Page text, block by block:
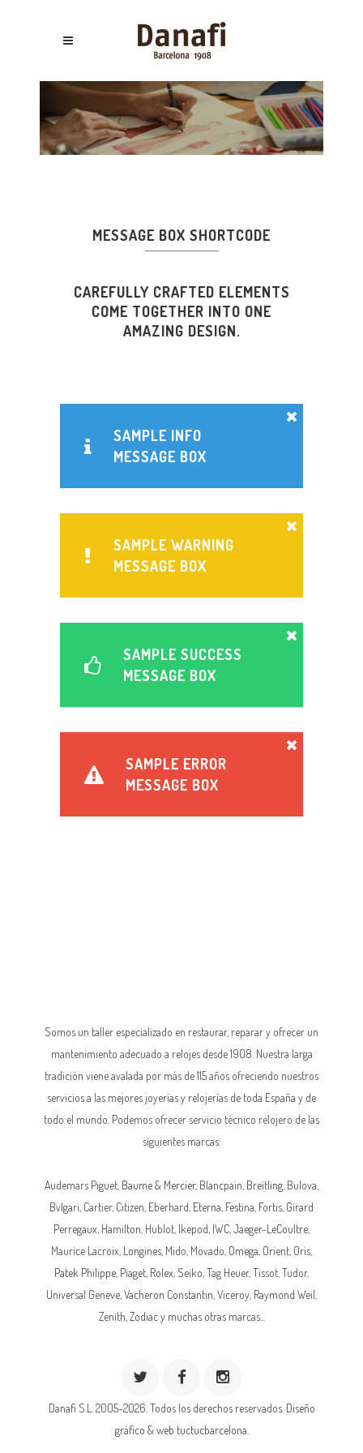
MESSAGE BOX SHORTCODE
CAREFULLY CRAFTED ELEMENTS
COME TOGETHER INTO ONE
AMAZING DESIGN.
SAMPLE INFO
MESSAGE BOX
SAMPLE WARNING
MESSAGE BOX
SAMPLE SUCCESS
MESSAGE BOX
SAMPLE ERROR
MESSAGE BOX
Somos un taller especializado en restaurar, reparar y ofrecer un
mantenimiento adecuado a relojes desde 1908. Nuestra larga
tradición viene avalada por más de 115 años ofreciendo nuestros
servicios a las mejores joyerías y relojerías de toda España y de
todo el mundo. Podemos ofrecer servicio técnico relojero de las
siguientes marcas:
Audemars Piguet, Baume & Mercier, Blancpain, Breitling , Bulova,
Bvlgari, Cartier, Citizen, Eberhard, Eterna , Festina, Fortis, Girard
Perregaux, Hamilton, Hublot, Ikepod IWC Jaeger-LeCoultre
Maurice Lacroix, Longines , Mido, Movado, Omega , Orient, Oris,
Patek Philippe , Piaget, Rolex , Seiko, Tag Heuer, Tissot, Tudor,
Universal Geneve, Vacheron Constantin , Viceroy, Raymond Weil,
Zenith, Zodiac y muchas otras marcas...
Danafi S.L. 2005-2026. Todos los derechos reservados. Diseño
gráfico & web tuctucbarcelona.